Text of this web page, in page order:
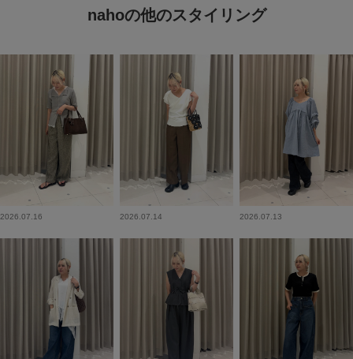
nahoの他のスタイリング
2026.07.16 2026.07.14 2026.07.13